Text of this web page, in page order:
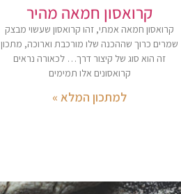
קרואסון חמאה מהיר
קרואסון חמאה אמתי, זהו קרואסון שעשוי מבצק
שמרים כרוך שההכנה שלו מורכבת וארוכה, מתכון
זה הוא סוג של קיצור דרך… לכאורה נראים
קרואסונים אלו תמימים
למתכון המלא »